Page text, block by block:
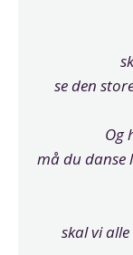
se den
Og
må du danse
skal vi